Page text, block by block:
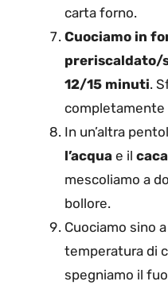
carta forno.
Cuociamo in
preriscaldato/
12/15 minuti.
completamente
In un’altra
l’acqua e il
mescoliamo a
bollore.
Cuociamo sino
temperatura di
spegniamo il